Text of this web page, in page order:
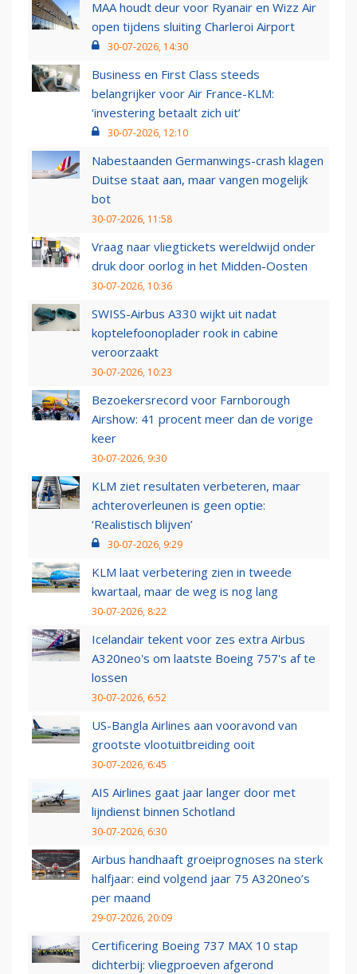
MAA houdt deur voor Ryanair en Wizz Air
open tijdens sluiting Charleroi Airport
30-07-2026, 14:30
Business en First Class steeds
belangrijker voor Air France-KLM:
‘investering betaalt zich uit’
30-07-2026, 12:10
Nabestaanden Germanwings-crash klagen
Duitse staat aan, maar vangen mogelijk
bot
30-07-2026, 11:58
Vraag naar vliegtickets wereldwijd onder
druk door oorlog in het Midden-Oosten
30-07-2026, 10:36
SWISS-Airbus A330 wijkt uit nadat
koptelefoonoplader rook in cabine
veroorzaakt
30-07-2026, 10:23
Bezoekersrecord voor Farnborough
Airshow: 41 procent meer dan de vorige
keer
30-07-2026, 9:30
KLM ziet resultaten verbeteren, maar
achteroverleunen is geen optie:
‘Realistisch blijven’
30-07-2026, 9:29
KLM laat verbetering zien in tweede
kwartaal, maar de weg is nog lang
30-07-2026, 8:22
Icelandair tekent voor zes extra Airbus
A320neo's om laatste Boeing 757's af te
lossen
30-07-2026, 6:52
US-Bangla Airlines aan vooravond van
grootste vlootuitbreiding ooit
30-07-2026, 6:45
AIS Airlines gaat jaar langer door met
lijndienst binnen Schotland
30-07-2026, 6:30
Airbus handhaaft groeiprognoses na sterk
halfjaar: eind volgend jaar 75 A320neo’s
per maand
29-07-2026, 20:09
Certificering Boeing 737 MAX 10 stap
dichterbij: vliegproeven afgerond